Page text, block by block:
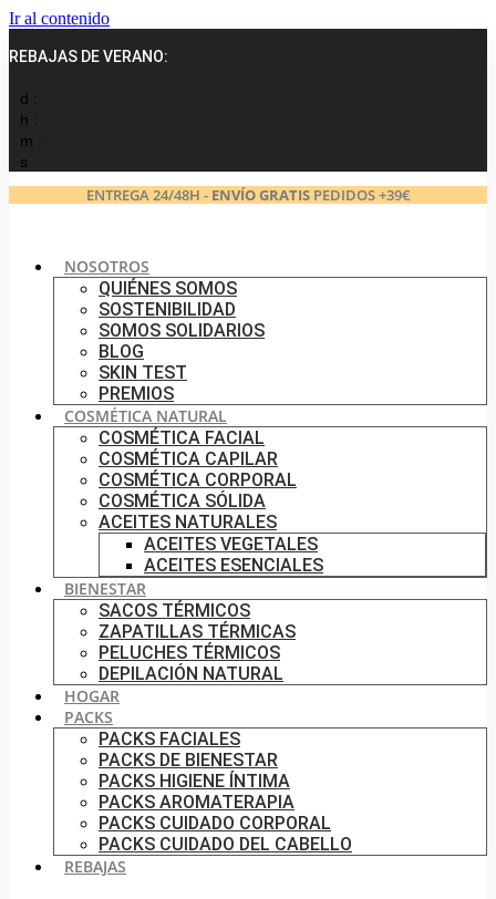
Ir al contenido
REBAJAS DE VERANO:
d :
h :
m :
s
ENTREGA 24/48H - ENVÍO GRATISPEDIDOS +39€
NOSOTROS
QUIÉNES SOMOS
SOSTENIBILIDAD
SOMOS SOLIDARIOS
BLOG
SKIN TEST
PREMIOS
COSMÉTICA NATURAL
COSMÉTICA FACIAL
COSMÉTICA CAPILAR
COSMÉTICA CORPORAL
COSMÉTICA SÓLIDA
ACEITES NATURALES
ACEITES VEGETALES
ACEITES ESENCIALES
BIENESTAR
SACOS TÉRMICOS
ZAPATILLAS TÉRMICAS
PELUCHES TÉRMICOS
DEPILACIÓN NATURAL
HOGAR
PACKS
PACKS FACIALES
PACKS DE BIENESTAR
PACKS HIGIENE ÍNTIMA
PACKS AROMATERAPIA
PACKS CUIDADO CORPORAL
PACKS CUIDADO DEL CABELLO
REBAJAS